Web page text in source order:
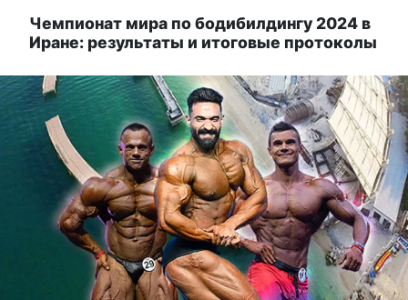
Чемпионат мира по бодибилдингу 2024 в
Иране: результаты и итоговые протоколы